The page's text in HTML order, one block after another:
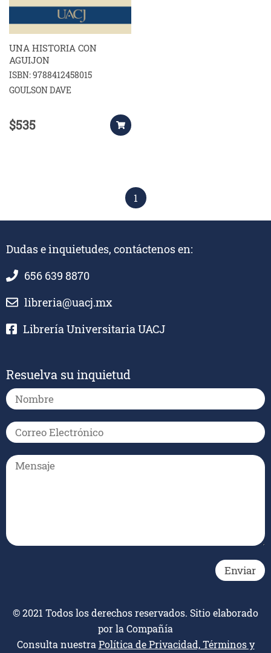
UNA HISTORIA CON
AGUIJON
ISBN: 9788412458015
GOULSON DAVE
$535
1
Dudas e inquietudes, contáctenos en:
656 639 8870
libreria@uacj.mx
Librería Universitaria UACJ
Resuelva su inquietud
© 2021 Todos los derechos reservados. Sitio elaborado
por la Compañía
Consulta nuestra Política de Privacidad, Términos y